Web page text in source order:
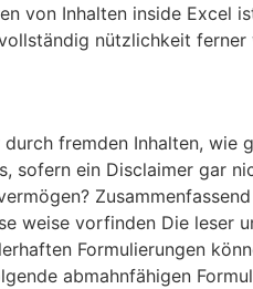
von Inhalten inside Excel
nützlichkeit
fremden Inhalten, wie
sofern ein Disclaimer gar
weise vorfinden Die leser
Formulierungen
abmahnfähigen